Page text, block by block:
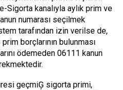
Sigorta kanalıyla aylık prim ve
numarası seçilmek
tarafından izin verilse de,
borçlarının bulunması
ödemeden 06111 kanun
geçmiĢ sigorta primi,